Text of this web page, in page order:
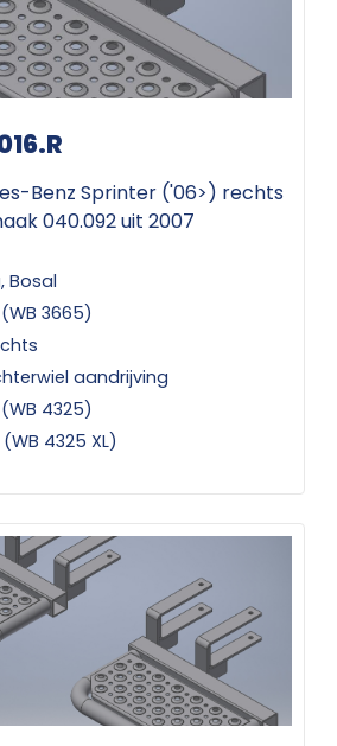
Benz Sprinter ('06>) rechts
040.092 uit 2007
Bosal
(WB 3665)
aandrijving
(WB 4325)
(WB 4325 XL)